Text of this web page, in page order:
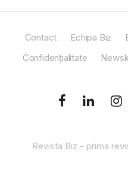
Contact Echipa Biz
Confidențialitate
Revista Biz - prima